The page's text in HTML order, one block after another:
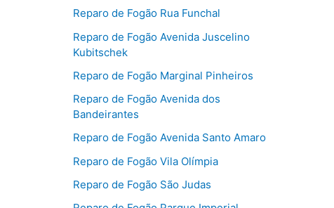
Reparo de Fogão Rua Funchal
Reparo de Fogão Avenida Juscelino
Kubitschek
Reparo de Fogão Marginal Pinheiros
Reparo de Fogão Avenida dos
Bandeirantes
Reparo de Fogão Avenida Santo Amaro
Reparo de Fogão Vila Olímpia
Reparo de Fogão São Judas